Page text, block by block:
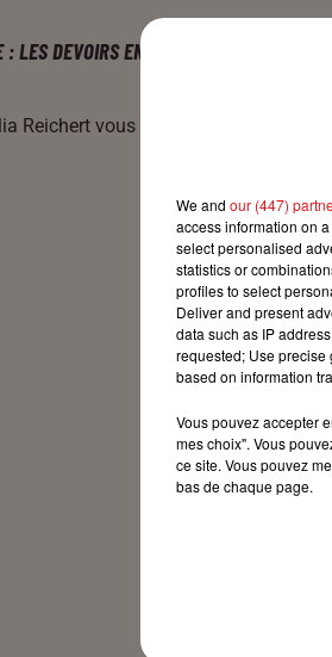
LES DEVOIRS EN CONFINEMENT
Reichert vous éclaire tous les jours
We and our (447)
access information on
select personalised
statistics or
profiles to select
Deliver and present
data such as IP
requested; Use precise
based on information
Vous pouvez accepter
mes choix". Vous
ce site. Vous pouvez
bas de chaque page.